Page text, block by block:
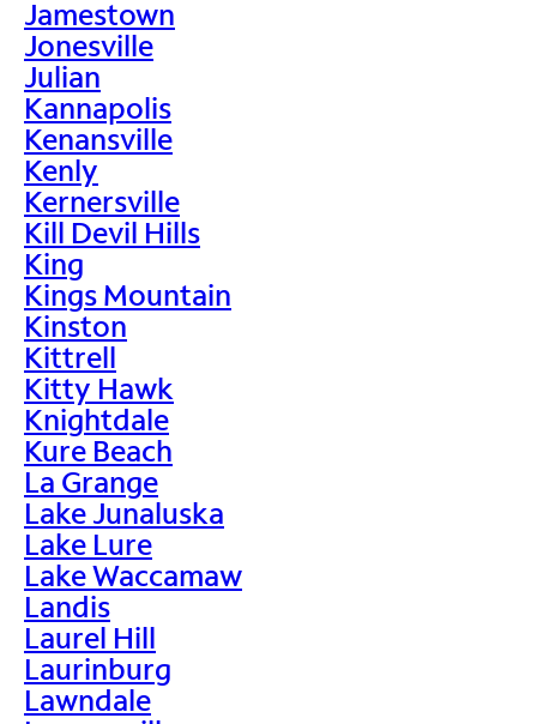
Jamestown
Jonesville
Julian
Kannapolis
Kenansville
Kenly
Kernersville
Kill Devil Hills
King
Kings Mountain
Kinston
Kittrell
Kitty Hawk
Knightdale
Kure Beach
La Grange
Lake Junaluska
Lake Lure
Lake Waccamaw
Landis
Laurel Hill
Laurinburg
Lawndale